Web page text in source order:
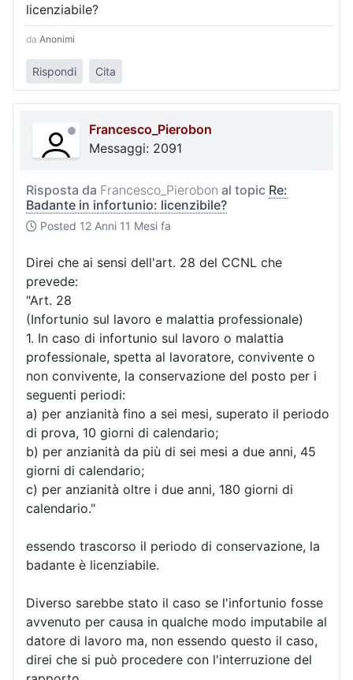
licenziabile?
da Anonimi
Rispondi Cita
Francesco_Pierobon
Messaggi: 2091
Risposta da Francesco_Pierobon al topic Re:
Badante in infortunio: licenzibile?
Posted 12 Anni 11 Mesi fa
Direi che ai sensi dell'art. 28 del CCNL che
prevede:
"Art. 28
(Infortunio sul lavoro e malattia professionale)
1. In caso di infortunio sul lavoro o malattia
professionale, spetta al lavoratore, convivente o
non convivente, la conservazione del posto per i
seguenti periodi:
a) per anzianità fino a sei mesi, superato il periodo
di prova, 10 giorni di calendario;
b) per anzianità da più di sei mesi a due anni, 45
giorni di calendario;
c) per anzianità oltre i due anni, 180 giorni di
calendario."
essendo trascorso il periodo di conservazione, la
badante è licenziabile.
Diverso sarebbe stato il caso se l'infortunio fosse
avvenuto per causa in qualche modo imputabile al
datore di lavoro ma, non essendo questo il caso,
direi che si può procedere con l'interruzione del